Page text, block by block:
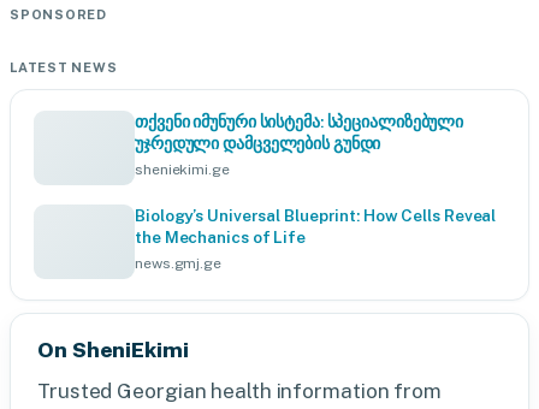
SPONSORED
LATEST NEWS
თქვენი იმუნური სისტემა: სპეციალიზებული
უჯრედული დამცველების გუნდი
sheniekimi.ge
Biology’s Universal Blueprint: How Cells Reveal
the Mechanics of Life
news.gmj.ge
On SheniEkimi
Trusted Georgian health information from